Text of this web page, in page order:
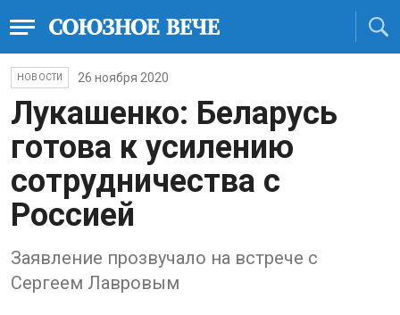
НОВОСТИ 26 ноября 2020
Лукашенко: Беларусь
готова к усилению
сотрудничества с
Россией
Заявление прозвучало на встрече с
Сергеем Лавровым